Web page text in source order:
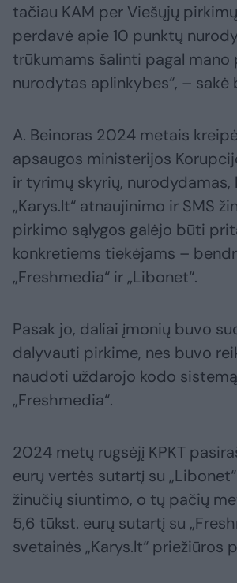
tačiau KAM per Viešųjų
perdavė apie 10 punktų
trūkumams šalinti pagal mano
nurodytas aplinkybes“, – sakė
A. Beinoras 2024 metais
apsaugos ministerijos
ir tyrimų skyrių, nurodydamas,
„Karys.lt“ atnaujinimo ir SMS
pirkimo sąlygos galėjo būti
konkretiems tiekėjams –
„Freshmedia“ ir „Libonet“.
Pasak jo, daliai įmonių buvo
dalyvauti pirkime, nes buvo
naudoti uždarojo kodo
„Freshmedia“.
2024 metų rugsėjį KPKT
eurų vertės sutartį su
žinučių siuntimo, o tų pačių
5,6 tūkst. eurų sutartį su
svetainės „Karys.lt“ priežiūros